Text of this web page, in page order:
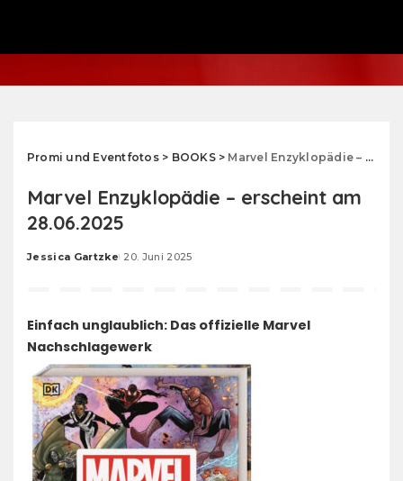
Promi und Eventfotos> BOOKS> Marvel Enzyklopädie – erscheint am 28.06.2025
Marvel Enzyklopädie – erscheint am
28.06.2025
Posted
Jessica Gartzke 20. Juni 2025
Einfach unglaublich: Das offizielle Marvel
Nachschlagewerk